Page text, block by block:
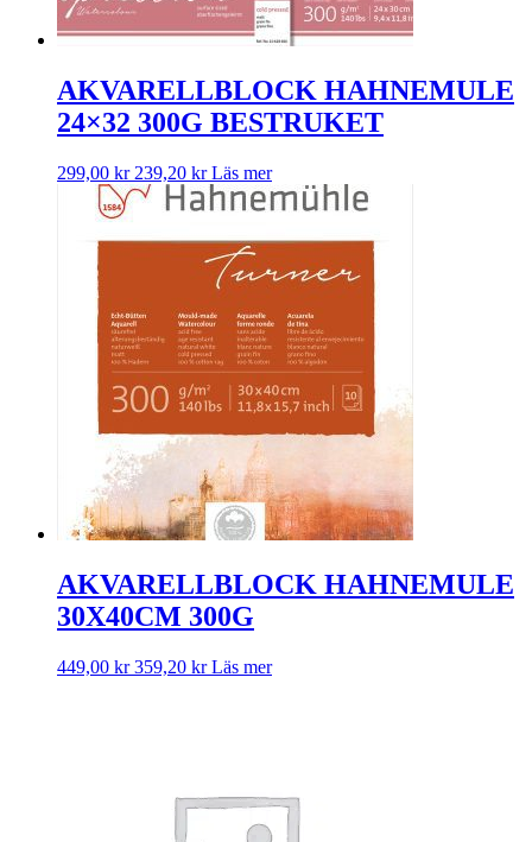
AKVARELLBLOCK HAHNEMULE
24×32 300G BESTRUKET
299,00 kr 239,20 kr Läs mer
AKVARELLBLOCK HAHNEMULE
30X40CM 300G
449,00 kr 359,20 kr Läs mer